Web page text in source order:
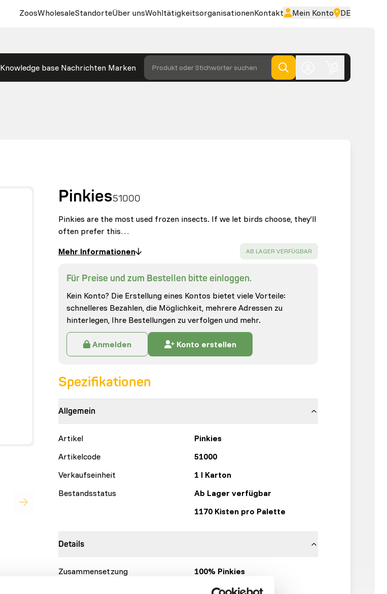
ZoosWholesaleStandorteÜber unsWohltätigkeitsorganisationenKontakt Mein Konto DE
Knowledge base Nachrichten Marken Produkt oder Stichwörter suchen
Pinkies51000
Pinkies are the most used frozen insects. If we let birds choose, they’ll
often prefer this…
Mehr Informationen
SUCCESS:
AB LAGER VERFÜGBAR
Für Preise und zum Bestellen bitte einloggen.
Kein Konto? Die Erstellung eines Kontos bietet viele Vorteile:
schnelleres Bezahlen, die Möglichkeit, mehrere Adressen zu
hinterlegen, Ihre Bestellungen zu verfolgen und mehr.
Anmelden Konto erstellen
Spezifikationen
Allgemein
Artikel
Pinkies
Artikelcode
51000
Verkaufseinheit
1 l Karton
Bestandsstatus
Ab Lager verfügbar
1170 Kisten pro Palette
Details
Zusammensetzung
100% Pinkies
Topinsect